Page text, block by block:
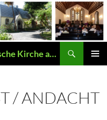
Deutschsprachige Evangelische Kirche auf Madeira
/ ANDACHT